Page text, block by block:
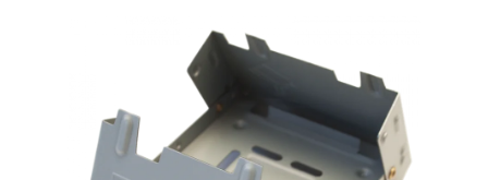
5
hvězdiček.